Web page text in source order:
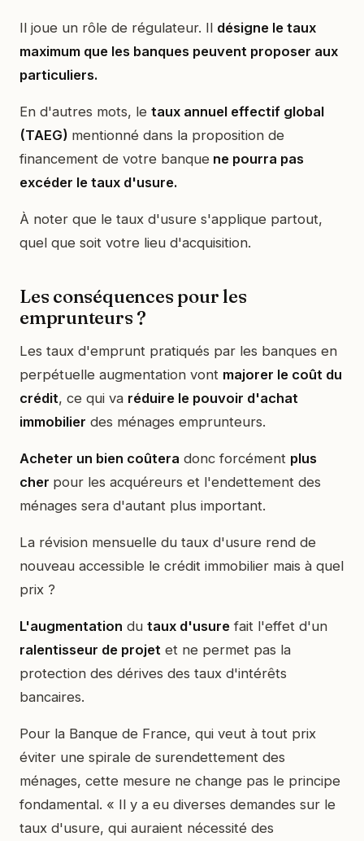
Il joue un rôle de régulateur. Il désigne le taux
maximum que les banques peuvent proposer aux
particuliers.
En d'autres mots, le taux annuel effectif global
(TAEG) mentionné dans la proposition de
financement de votre banque ne pourra pas
excéder le taux d'usure.
À noter que le taux d'usure s'applique partout,
quel que soit votre lieu d'acquisition.
Les conséquences pour les
emprunteurs ?
Les taux d'emprunt pratiqués par les banques en
perpétuelle augmentation vont majorer le coût du
crédit, ce qui va réduire le pouvoir d'achat
immobilier des ménages emprunteurs.
Acheter un bien coûtera donc forcément plus
cher pour les acquéreurs et l'endettement des
ménages sera d'autant plus important.
La révision mensuelle du taux d'usure rend de
nouveau accessible le crédit immobilier mais à quel
prix ?
L'augmentation du taux d'usure fait l'effet d'un
ralentisseur de projet et ne permet pas la
protection des dérives des taux d'intérêts
bancaires.
Pour la Banque de France, qui veut à tout prix
éviter une spirale de surendettement des
ménages, cette mesure ne change pas le principe
fondamental. « Il y a eu diverses demandes sur le
taux d'usure, qui auraient nécessité des